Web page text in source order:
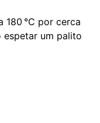
180 °C por cerca
espetar um palito